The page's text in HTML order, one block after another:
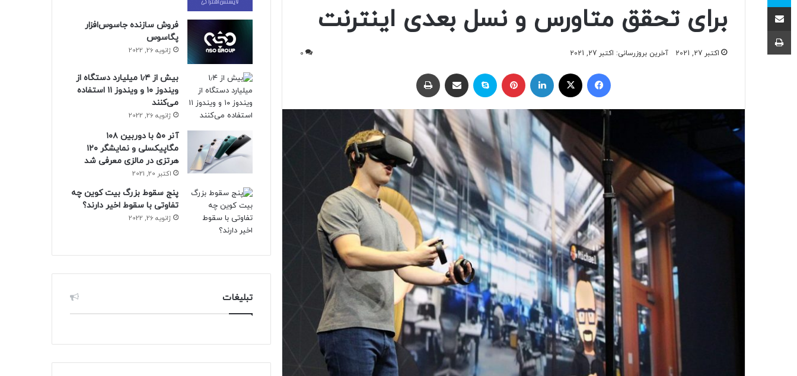
برای تحقق متاورس و نسل بعدی اینترنت
اکتبر 27, 2021 آخرین بروزرسانی: اکتبر 27, 2021 0
ایکس
فروش سازنده جاسوس‌افزار
پگاسوس
ژانویه 26, 2022
بیش از ۱٫۴ میلیارد دستگاه از
ویندوز ۱۰ و ویندوز ۱۱ استفاده
می‌کنند
ژانویه 26, 2022
آنر ۵۰ با دوربین ۱۰۸
مگاپیکسلی و نمایشگر ۱۲۰
هرتزی در مالزی معرفی شد
اکتبر 20, 2021
پنج سقوط بزرگ بیت کوین چه
تفاوتی با سقوط اخیر دارند؟
ژانویه 26, 2022
تبلیغات